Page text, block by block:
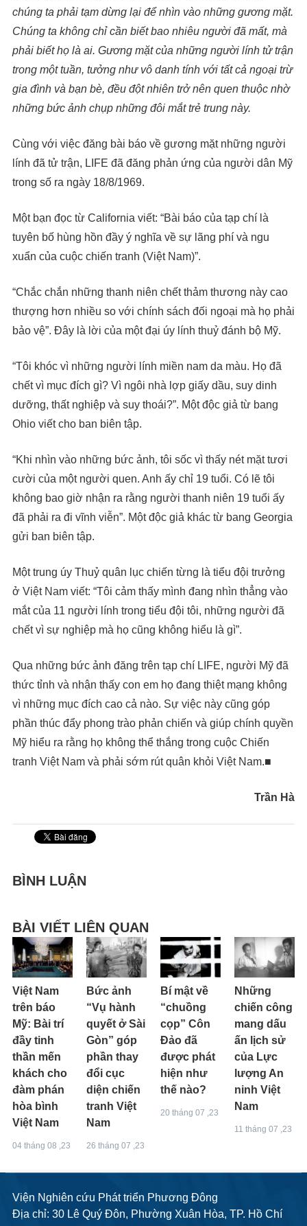
chúng ta phải tạm dừng lại để nhìn vào những gương mặt.
Chúng ta không chỉ cần biết bao nhiêu người đã mất, mà
phải biết họ là ai. Gương mặt của những người lính tửtrận
trong một tuần, tưởng như vô danh tính với tất cả ngoại trừ
gia đình và bạn bè, đều đột nhiên trở nên quen thuộc nhờ
những bức ảnh chụp những đôi mắt trẻ trung này.
Cùng với việc đăng bài báo về gương mặt những người
lính đã tử trận, LIFE đã đăng phản ứng của người dân Mỹ
trong số ra ngày 18/8/1969.
Một bạn đọc từ California viết: “Bài báo của tạp chí là
tuyên bố hùng hồn đầy ý nghĩa về sự lãng phí và ngu
xuẩn của cuộc chiến tranh (Việt Nam)”.
“Chắc chắn những thanh niên chết thảm thương này cao
thượng hơn nhiều so với chính sách đối ngoại mà họ phải
bảo vệ”. Đây là lời của một đại úy lính thuỷ đánh bộ Mỹ.
“Tôi khóc vì những người lính miền nam da màu. Họ đã
chết vì mục đích gì? Vì ngôi nhà lợp giấy dầu, suy dinh
dưỡng, thất nghiệp và suy thoái?”. Một độc giả từ bang
Ohio viết cho ban biên tập.
“Khi nhìn vào những bức ảnh, tôi sốc vì thấy nét mặt tươi
cười của một người quen. Anh ấy chỉ 19 tuổi. Có lẽ tôi
không bao giờ nhận ra rằng người thanh niên 19 tuổi ấy
đã phải ra đi vĩnh viễn”. Một độc giả khác từ bang Georgia
gửi ban biên tập.
Một trung úy Thuỷ quân lục chiến từng là tiểu đội trưởng
ở Việt Nam viết: “Tôi cảm thấy mình đang nhìn thẳng vào
mắt của 11 người lính trong tiểu đội tôi, những người đã
chết vì sự nghiệp mà họ cũng không hiểu là gì”.
Qua những bức ảnh đăng trên tạp chí LIFE, người Mỹ đã
thức tỉnh và nhận thấy con em họ đang thiệt mạng không
vì những mục đích cao cả nào. Sự việc này cũng góp
phần thúc đẩy phong trào phản chiến và giúp chính quyền
Mỹ hiểu ra rằng họ không thể thắng trong cuộc Chiến
tranh Việt Nam và phải sớm rút quân khỏi Việt Nam.■
Trần Hà
BÌNH LUẬN
BÀI VIẾT LIÊN QUAN
Việt Nam
trên báo
Mỹ: Bài trí
đầy tinh
thần mến
khách cho
đàm phán
hòa bình
Việt Nam
04 tháng 08 ,23
Bức ảnh
“Vụ hành
quyết ở Sài
Gòn” góp
phần thay
đổi cục
diện chiến
tranh Việt
Nam
26 tháng 07 ,23
Bí mật về
“chuồng
cọp” Côn
Đảo đã
được phát
hiện như
thế nào?
20 tháng 07 ,23
Những
chiến công
mang dấu
ấn lịch sử
của Lực
lượng An
ninh Việt
Nam
11 tháng 07 ,23
Viện Nghiên cứu Phát triển Phương Đông
Địa chỉ: 30 Lê Quý Đôn, Phường Xuân Hòa, TP. Hồ Chí